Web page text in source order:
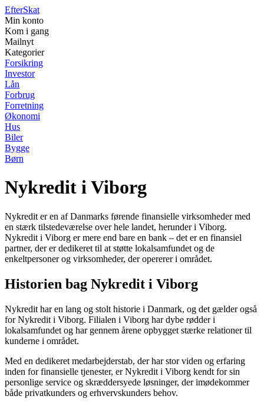
EfterSkat
Min konto
Kom i gang
Mailnyt
Kategorier
Forsikring
Investor
Lån
Forbrug
Forretning
Økonomi
Hus
Biler
Bygge
Børn
Nykredit i Viborg
Nykredit er en af Danmarks førende finansielle virksomheder med
en stærk tilstedeværelse over hele landet, herunder i Viborg.
Nykredit i Viborg er mere end bare en bank – det er en finansiel
partner, der er dedikeret til at støtte lokalsamfundet og de
enkeltpersoner og virksomheder, der opererer i området.
Historien bag Nykredit i Viborg
Nykredit har en lang og stolt historie i Danmark, og det gælder også
for Nykredit i Viborg. Filialen i Viborg har dybe rødder i
lokalsamfundet og har gennem årene opbygget stærke relationer til
kunderne i området.
Med en dedikeret medarbejderstab, der har stor viden og erfaring
inden for finansielle tjenester, er Nykredit i Viborg kendt for sin
personlige service og skræddersyede løsninger, der imødekommer
både privatkunders og erhvervskunders behov.